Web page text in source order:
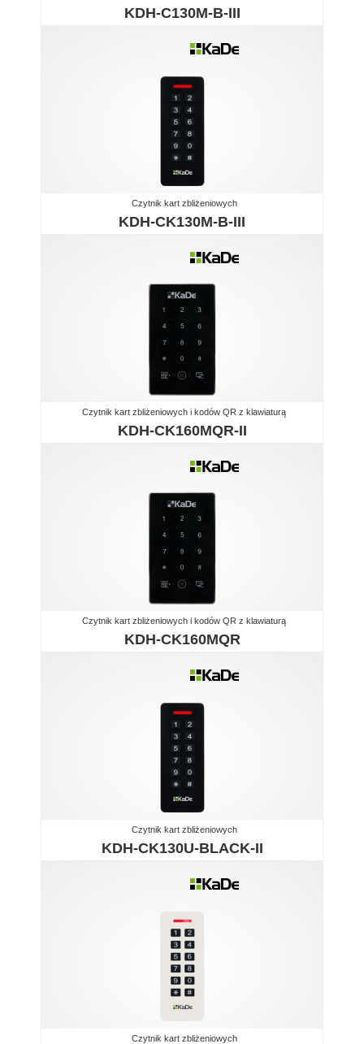
KDH-C130M-B-III
Czytnik kart zbliżeniowych
KDH-CK130M-B-III
Czytnik kart zbliżeniowych i kodów QR z klawiaturą
KDH-CK160MQR-II
Czytnik kart zbliżeniowych i kodów QR z klawiaturą
KDH-CK160MQR
Czytnik kart zbliżeniowych
KDH-CK130U-BLACK-II
Czytnik kart zbliżeniowych